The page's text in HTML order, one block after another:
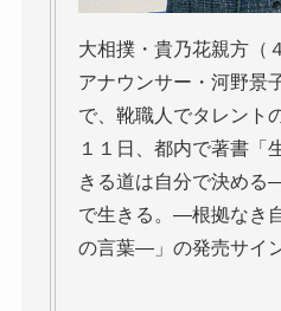
大相撲・貴乃花親方（
アナウンサー・河野景
で、靴職人でタレント
１１日、都内で著書
きる道は自分で決める
で生きる。―根拠なき
の言葉―」の発売サイ